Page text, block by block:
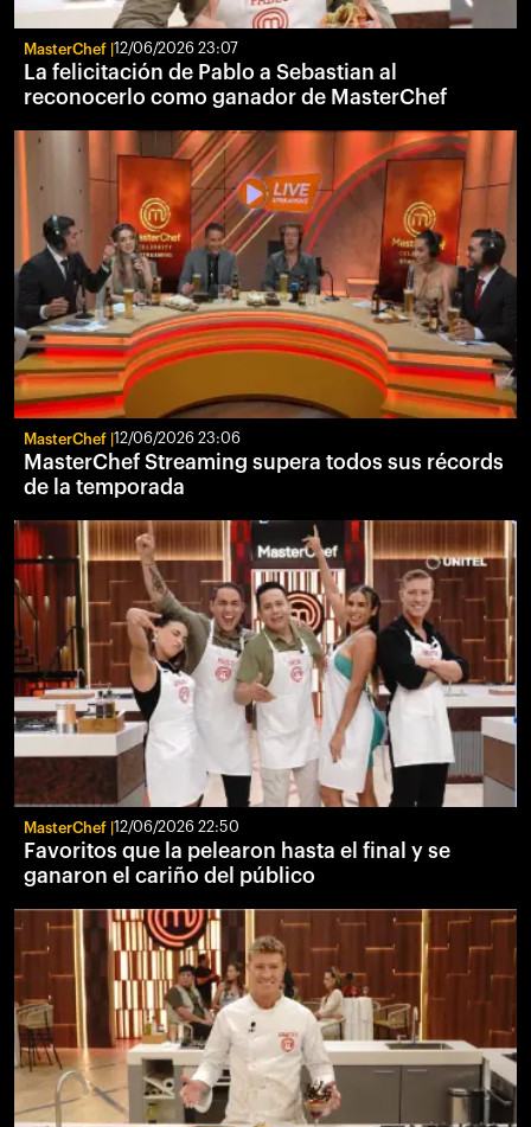
MasterChef 12/06/2026 23:07
La felicitación de Pablo a Sebastian al
reconocerlo como ganador de MasterChef
MasterChef 12/06/2026 23:06
MasterChef Streaming supera todos sus récords
de la temporada
MasterChef 12/06/2026 22:50
Favoritos que la pelearon hasta el final y se
ganaron el cariño del público